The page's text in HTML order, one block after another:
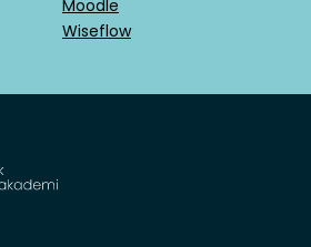
Moodle
Wiseflow